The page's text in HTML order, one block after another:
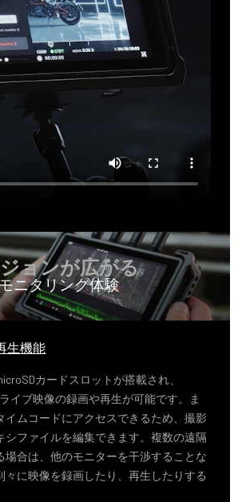
ョンが広がる
ニタリング体験
生機能
カードスロットが搭載され、
イブ映像の録画や再生が可能です。ま
イムコードにアクセスできるため、撮影
シファイルを編集できます。複数の遠隔
場合は、他のモニターを干渉することな
々に映像を録画したり、再生したりする